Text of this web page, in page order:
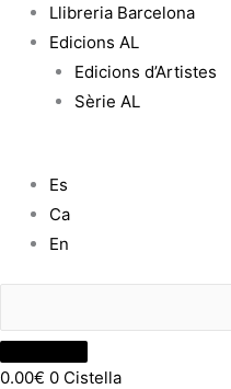
Llibreria Barcelona
Edicions AL
Edicions d’Artistes
Sèrie AL
Es
Ca
En
0.00€ 0 Cistella